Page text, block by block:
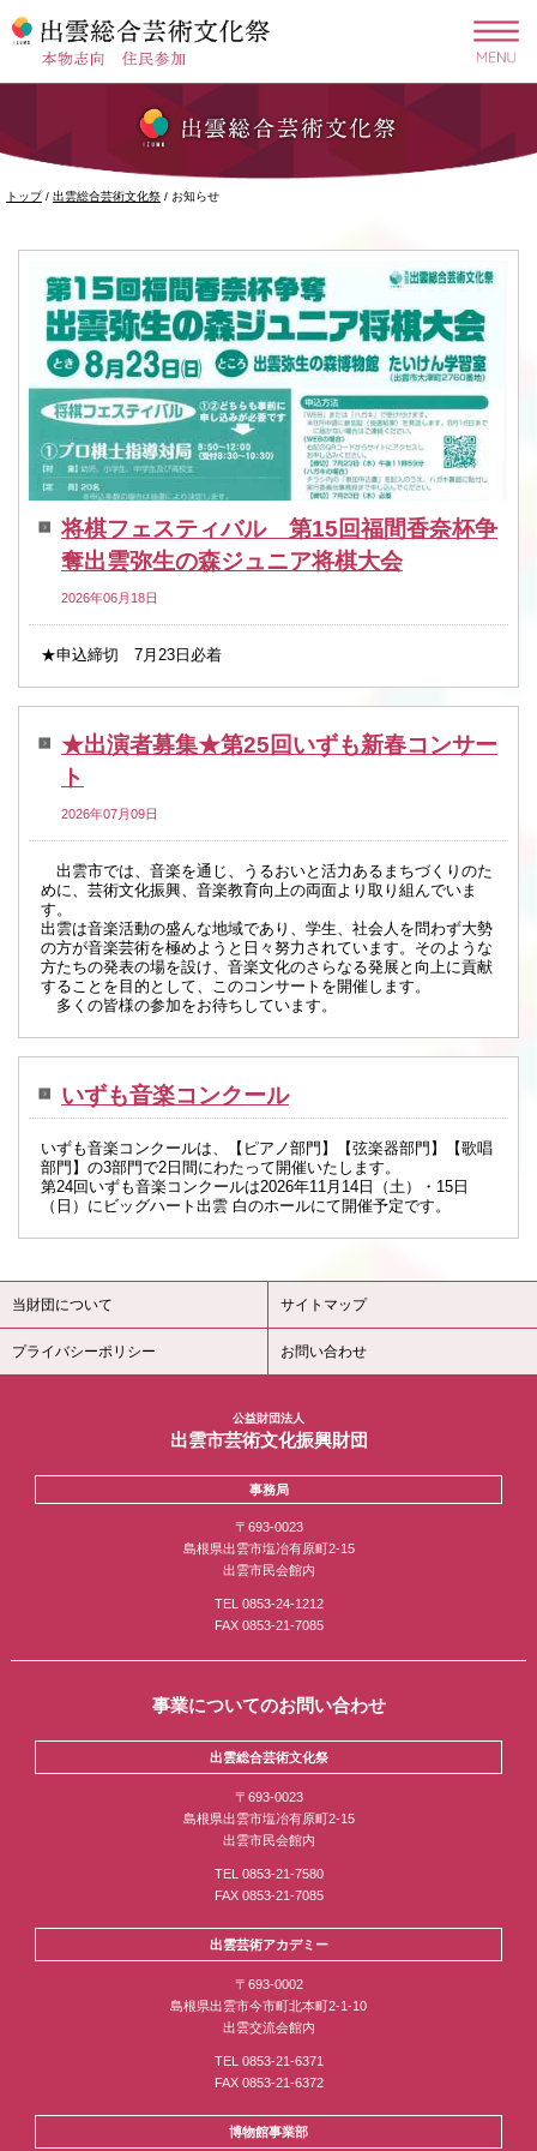
現
トップ/ 出雲総合芸術文化祭 / お知らせ
将棋フェスティバル 第15回福間香奈杯争
奪出雲弥生の森ジュニア将棋大会
2026年06月18日
★申込締切 7月23日必着
★出演者募集★第25回いずも新春コンサー
ト
2026年07月09日
出雲市では、音楽を通じ、うるおいと活力あるまちづくりのた
めに、芸術文化振興、音楽教育向上の両面より取り組んでいま
す。
出雲は音楽活動の盛んな地域であり、学生、社会人を問わず大勢
の方が音楽芸術を極めようと日々努力されています。そのような
方たちの発表の場を設け、音楽文化のさらなる発展と向上に貢献
することを目的として、このコンサートを開催します。
多くの皆様の参加をお待ちしています。
いずも音楽コンクール
いずも音楽コンクールは、【ピアノ部門】【弦楽器部門】【歌唱
部門】の3部門で2日間にわたって開催いたします。
第24回いずも音楽コンクールは2026年11月14日（土）・15日
（日）にビッグハート出雲 白のホールにて開催予定です。
当財団について サイトマップ
プライバシーポリシー お問い合わせ
公益財団法人
出雲市芸術文化振興財団
事務局
〒693-0023
島根県出雲市塩冶有原町2-15
出雲市民会館内
TEL 0853-24-1212
FAX 0853-21-7085
事業についてのお問い合わせ
出雲総合芸術文化祭
〒693-0023
島根県出雲市塩冶有原町2-15
出雲市民会館内
TEL 0853-21-7580
FAX 0853-21-7085
出雲芸術アカデミー
〒693-0002
島根県出雲市今市町北本町2-1-10
出雲交流会館内
TEL 0853-21-6371
FAX 0853-21-6372
博物館事業部